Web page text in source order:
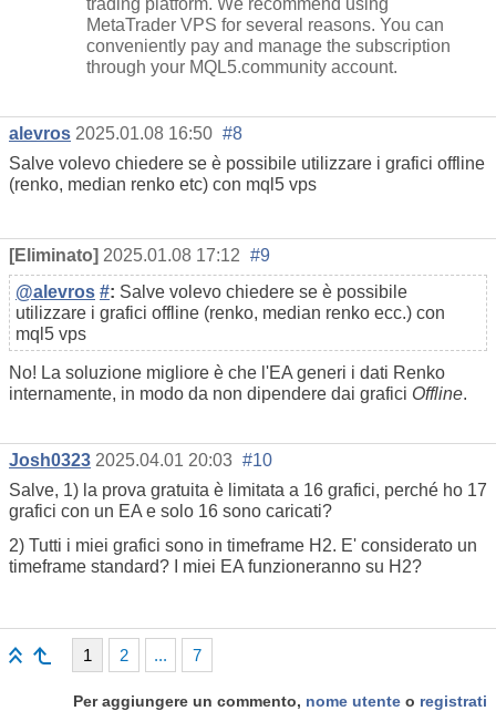
trading platform. We recommend using
MetaTrader VPS for several reasons. You can
conveniently pay and manage the subscription
through your MQL5.community account.
alevros 2025.01.08 16:50 #8
Salve volevo chiedere se è possibile utilizzare i grafici offline
(renko, median renko etc) con mql5 vps
[Eliminato] 2025.01.08 17:12 #9
@alevros #: Salve volevo chiedere se è possibile
utilizzare i grafici offline (renko, median renko ecc.) con
mql5 vps
No! La soluzione migliore è che l'EA generi i dati Renko
internamente, in modo da non dipendere dai grafici Offline.
Josh0323 2025.04.01 20:03 #10
Salve, 1) la prova gratuita è limitata a 16 grafici, perché ho 17
grafici con un EA e solo 16 sono caricati?
2) Tutti i miei grafici sono in timeframe H2. E' considerato un
timeframe standard? I miei EA funzioneranno su H2?
1 2 ... 7
Per aggiungere un commento, nome utente o registrati